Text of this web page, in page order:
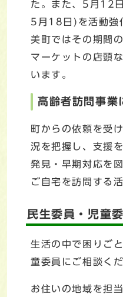
た。また、5月12
5月18日)を活動強
美町ではその期間
マーケットの店頭
います。
高齢者訪問事業
町からの依頼を受
況を把握し、支援
発見・早期対応を
ご自宅を訪問する
民生委員・児童
生活の中で困りご
童委員にご相談くだ
お住いの地域を担